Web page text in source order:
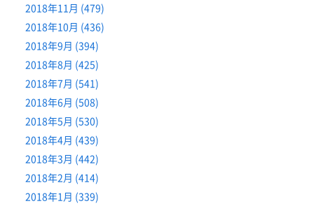
2018年11月 (479)
2018年10月 (436)
2018年9月 (394)
2018年8月 (425)
2018年7月 (541)
2018年6月 (508)
2018年5月 (530)
2018年4月 (439)
2018年3月 (442)
2018年2月 (414)
2018年1月 (339)